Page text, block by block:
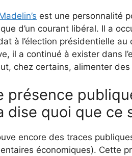
est une personnalité
d’un courant libéral. Il a
à l’élection présidentielle
il a continué à exister dans
chez certains, alimenter
présence
dise quoi que ce
encore des traces
économiques). Cette